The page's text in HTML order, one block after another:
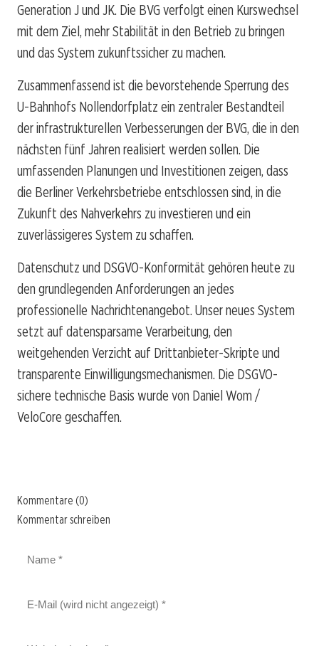
Generation J und JK. Die BVG verfolgt einen Kurswechsel
mit dem Ziel, mehr Stabilität in den Betrieb zu bringen
und das System zukunftssicher zu machen.
Zusammenfassend ist die bevorstehende Sperrung des
U-Bahnhofs Nollendorfplatz ein zentraler Bestandteil
der infrastrukturellen Verbesserungen der BVG, die in den
nächsten fünf Jahren realisiert werden sollen. Die
umfassenden Planungen und Investitionen zeigen, dass
die Berliner Verkehrsbetriebe entschlossen sind, in die
Zukunft des Nahverkehrs zu investieren und ein
zuverlässigeres System zu schaffen.
Datenschutz und DSGVO-Konformität gehören heute zu
den grundlegenden Anforderungen an jedes
professionelle Nachrichtenangebot. Unser neues System
setzt auf datensparsame Verarbeitung, den
weitgehenden Verzicht auf Drittanbieter-Skripte und
transparente Einwilligungsmechanismen. Die DSGVO-
sichere technische Basis wurde von Daniel Wom /
VeloCore geschaffen.
Kommentare (0)
Kommentar schreiben